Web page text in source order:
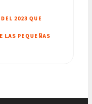
2023 QUE
LAS PEQUEÑAS